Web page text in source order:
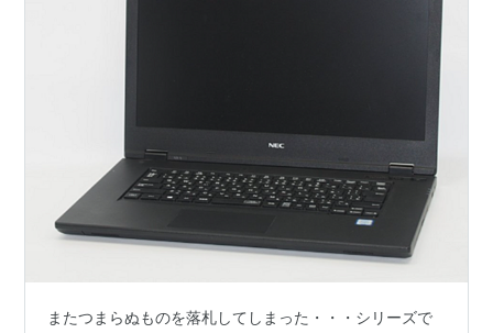
またつまらぬものを落札してしまった・・・シリーズで